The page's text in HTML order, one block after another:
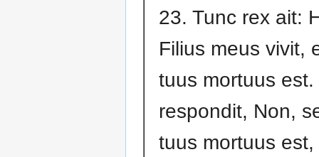
23. Tunc rex ait:
Filius meus vivit,
tuus mortuus
respondit, Non,
tuus mortuus est,